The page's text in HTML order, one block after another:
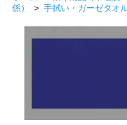
係）
> 手拭い・ガーゼタオ